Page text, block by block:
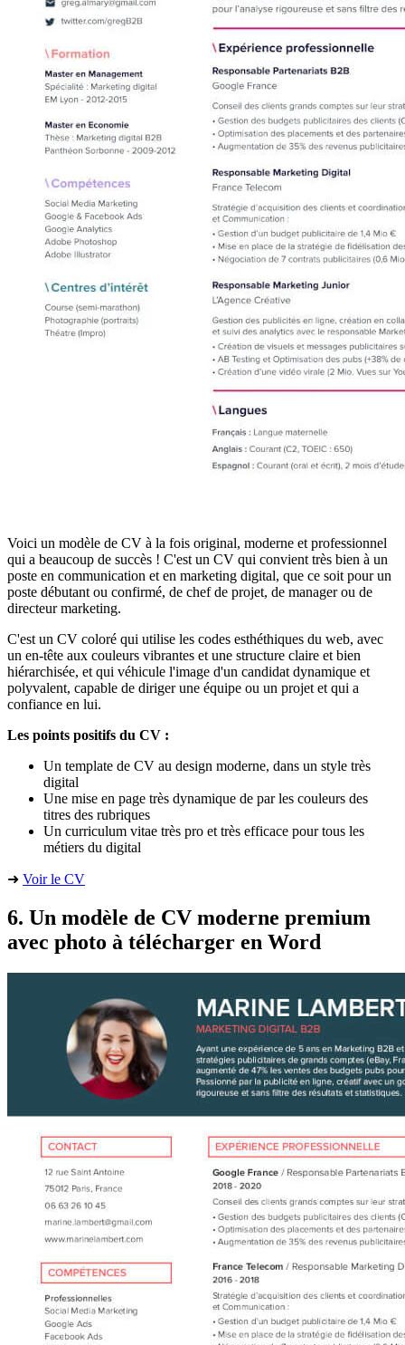
Voici un modèle de CV à la fois original, moderne et professionnel
qui a beaucoup de succès ! C'est un CV qui convient très bien à un
poste en communication et en marketing digital, que ce soit pour un
poste débutant ou confirmé, de chef de projet, de manager ou de
directeur marketing.
C'est un CV coloré qui utilise les codes esthéthiques du web, avec
un en-tête aux couleurs vibrantes et une structure claire et bien
hiérarchisée, et qui véhicule l'image d'un candidat dynamique et
polyvalent, capable de diriger une équipe ou un projet et qui a
confiance en lui.
Les points positifs du CV :
Un template de CV au design moderne, dans un style très
digital
Une mise en page très dynamique de par les couleurs des
titres des rubriques
Un curriculum vitae très pro et très efficace pour tous les
métiers du digital
➜ Voir le CV
6. Un modèle de CV moderne premium
avec photo à télécharger en Word